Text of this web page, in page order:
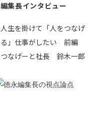
編集長インタビュー
人生を掛けて「人をつなげ
る」仕事がしたい 前編
つなげーと社長 鈴木一郎